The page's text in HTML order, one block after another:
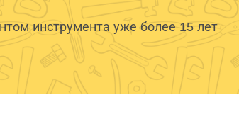
инструмента уже более 15 лет